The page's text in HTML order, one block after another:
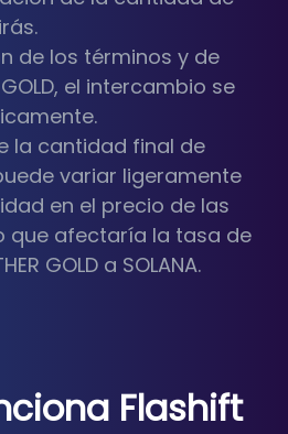
de los términos y de
el intercambio se
la cantidad final de
variar ligeramente
en el precio de las
que afectaría la tasa de
GOLD a SOLANA.
Flashift